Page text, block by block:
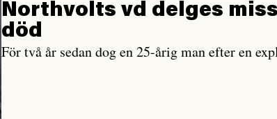
Northvolts vd delges
död
För två år sedan dog en 25-årig man efter en